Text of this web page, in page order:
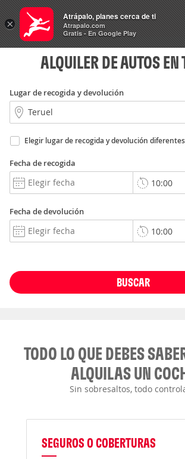
Rent
a Car
ALQUILER DE AUTOS EN
Lugar de recogida y devolución
Elegir lugar de recogida y devolución
Fecha de recogida
Fecha de devolución
BUSCAR
TODO LO QUE DEBES
ALQUILAS UN
Sin sobresaltos, todo
SEGUROS O COBERTURAS
×
Atrápalo, planes cerca de ti
Atrapalo.com
Gratis - En Google Play